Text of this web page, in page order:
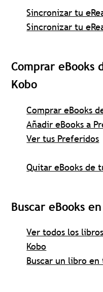
Sincronizar tu
Sincronizar tu
Comprar eBooks
Kobo
Comprar eBooks
Añadir eBooks a
Ver tus Preferidos
Quitar eBooks de
Buscar eBooks
Ver todos los
Kobo
Buscar un libro en